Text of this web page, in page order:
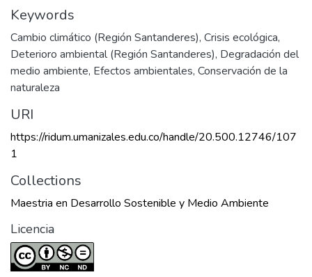
Keywords
Cambio climático (Región Santanderes), Crisis ecológica,
Deterioro ambiental (Región Santanderes), Degradación del
medio ambiente, Efectos ambientales, Conservación de la
naturaleza
URI
https://ridum.umanizales.edu.co/handle/20.500.12746/107
1
Collections
Maestria en Desarrollo Sostenible y Medio Ambiente
Licencia